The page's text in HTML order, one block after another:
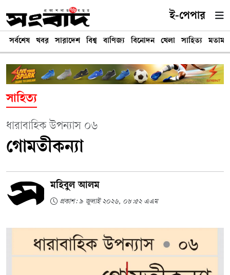
ই-পেপার
সর্বশেষ খবর সারাদেশ বিশ্ব বাণিজ্য বিনোদন খেলা সাহিত্য মতামত
সাহিত্য
ধারাবাহিক উপন্যাস ০৬
গোমতীকন্যা
মহিবুল আলম
প্রকাশ: ৯ জুলাই ২০২৬, ০৮:৫২ এএম